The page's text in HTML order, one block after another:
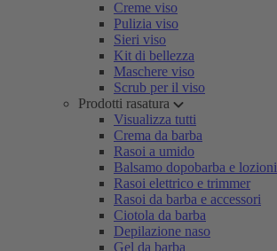
Creme viso
Pulizia viso
Sieri viso
Kit di bellezza
Maschere viso
Scrub per il viso
Prodotti rasatura
Visualizza tutti
Crema da barba
Rasoi a umido
Balsamo dopobarba e lozioni
Rasoi elettrico e trimmer
Rasoi da barba e accessori
Ciotola da barba
Depilazione naso
Gel da barba